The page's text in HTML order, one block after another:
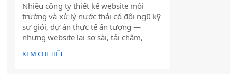
Nhiều công ty thiết kế website môi
trường và xử lý nước thải có đội ngũ kỹ
sư giỏi, dự án thực tế ấn tượng —
nhưng website lại sơ sài, tải chậm,
không có trên Google. Hệ quả là hợp
đồng B2B bị đối thủ có website chuyên
XEM CHI TIẾT